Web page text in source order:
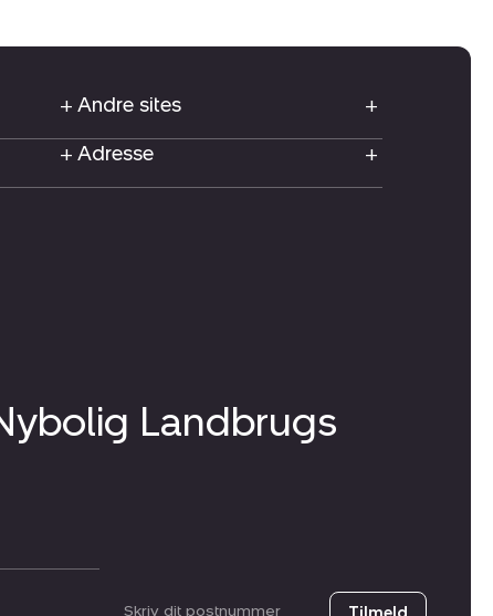
Andre sites
Adresse
Landbrugs